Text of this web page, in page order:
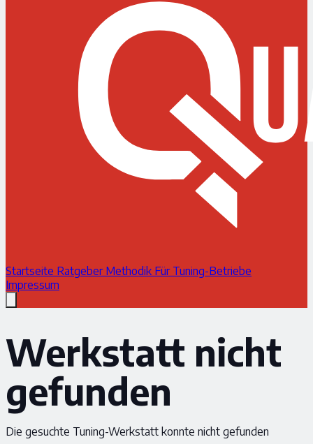
Startseite Ratgeber Methodik Für Tuning-Betriebe
Impressum
Werkstatt nicht
gefunden
Die gesuchte Tuning-Werkstatt konnte nicht gefunden